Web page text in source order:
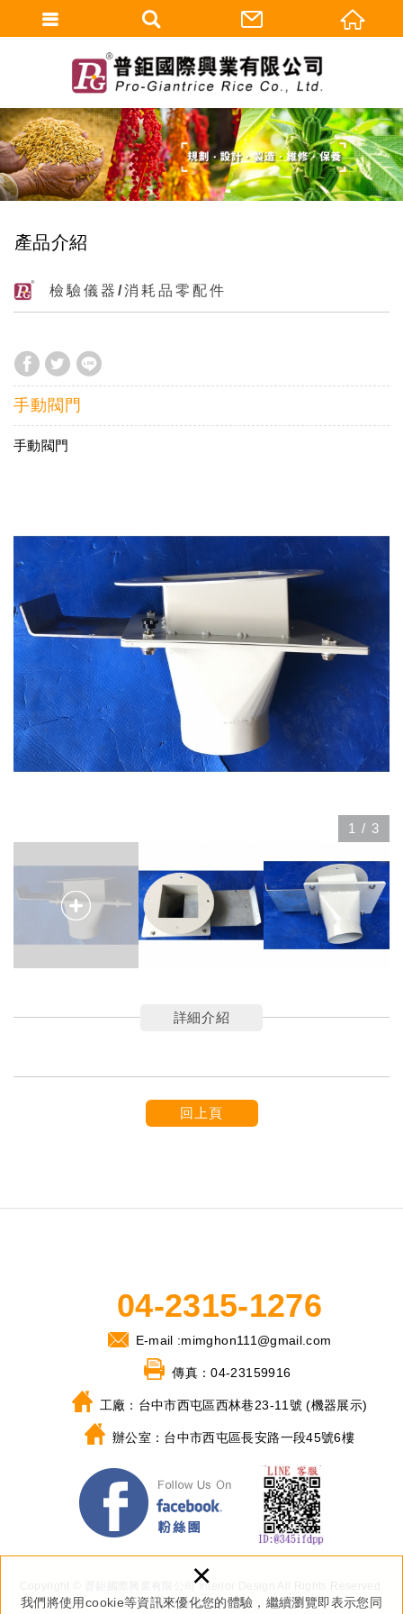
我們將使用cookie等資訊來優化您的體驗，繼續瀏覽即表示您同
×
產品介紹
檢驗儀器/消耗品零配件
手動閥門
手動閥門
1 / 3
詳細介紹
回上頁
04-2315-1276
E-mail :mimghon111@gmail.com
傳真：04-23159916
工廠： 台中市西屯區西林巷23-11號 (機器展示)
辦公室： 台中市西屯區長安路一段45號6樓
Copyright © 普鉅國際興業有限公司 Interior Design All Rights Reserved.
網頁設計 : 多米諾